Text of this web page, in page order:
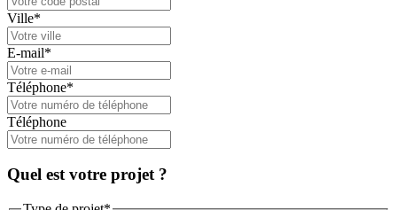
Ville*
E-mail*
Téléphone*
Téléphone
Quel est votre projet ?